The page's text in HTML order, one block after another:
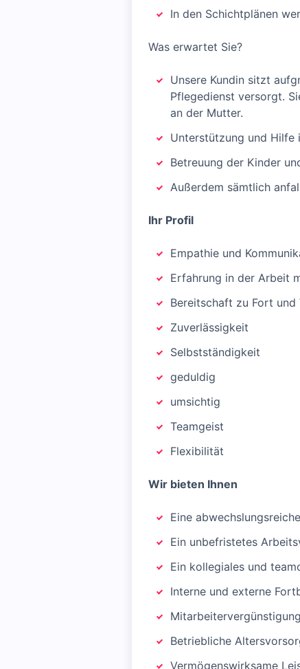
In den Schichtplänen
Was erwartet Sie?
Unsere Kundin sitzt
Pflegedienst versorgt.
an der Mutter.
Unterstützung und Hilfe
Betreuung der Kinder
Außerdem sämtlich
Ihr Profil
Empathie und
Erfahrung in der Arbeit
Bereitschaft zu Fort und
Zuverlässigkeit
Selbstständigkeit
geduldig
umsichtig
Teamgeist
Flexibilität
Wir bieten Ihnen
Eine
Ein unbefristetes
Ein kollegiales und
Interne und externe
Betriebliche
Vermögenswirksame